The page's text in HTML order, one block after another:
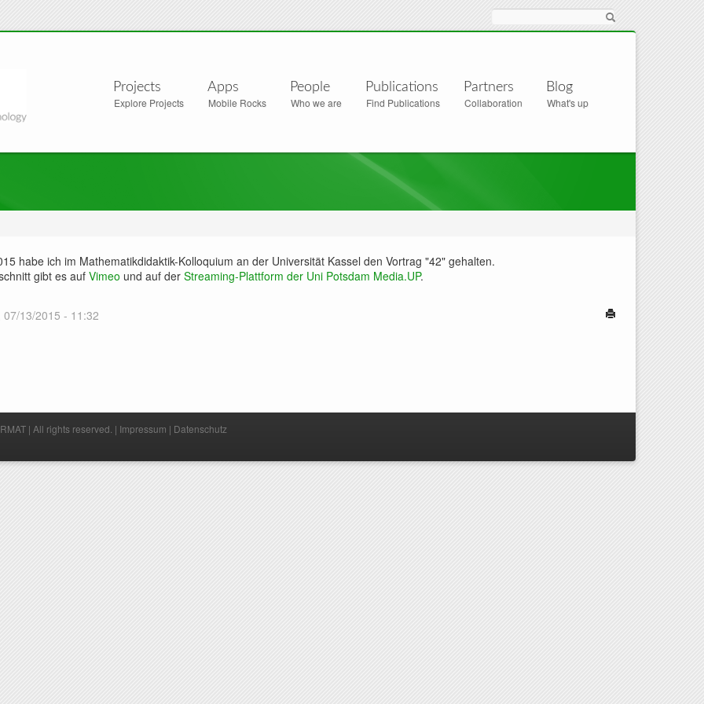
Projects
Explore Projects
Apps
Mobile Rocks
People
Who we are
Publications
Find Publications
Partners
Collaboration
Blog
What's up
habe ich im Mathematikdidaktik-Kolloquium an der Universität Kassel den Vortrag "42" gehalten.
gibt es auf Vimeo und auf der Streaming-Plattform der Uni Potsdam Media.UP.
07/13/2015 - 11:32
| All rights reserved. | Impressum | Datenschutz